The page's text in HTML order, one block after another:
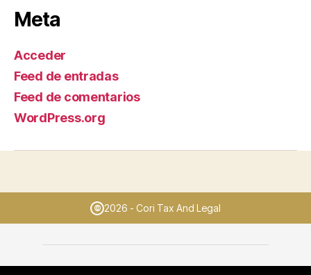
Meta
Acceder
Feed de entradas
Feed de comentarios
WordPress.org
© 2026 - Cori Tax And Legal